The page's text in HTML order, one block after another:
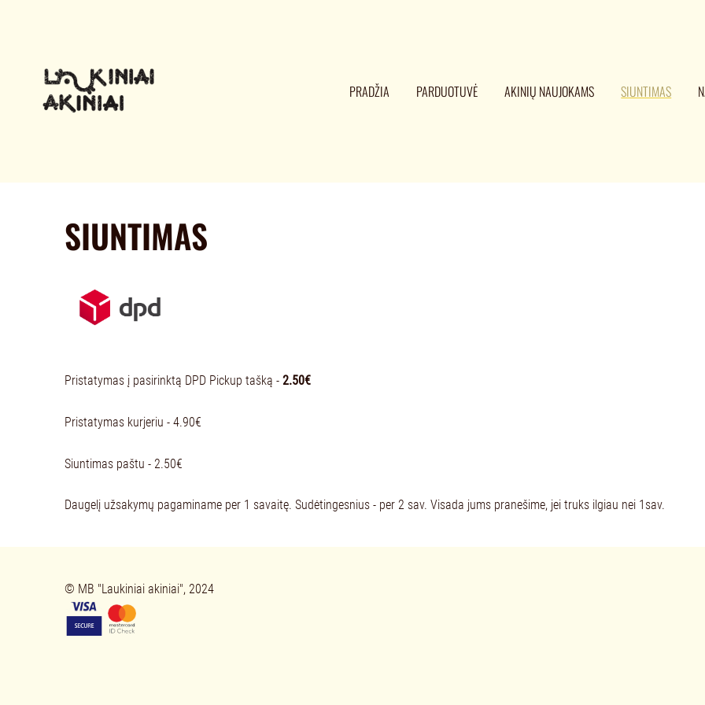
PRADŽIA PARDUOTUVĖ AKINIŲ NAUJOKAMS SIUNTIMAS
SIUNTIMAS
Pristatymas į pasirinktą DPD Pickup tašką - 2.50€
Pristatymas kurjeriu - 4.90€
Siuntimas paštu - 2.50€
Daugelį užsakymų pagaminame per 1 savaitę. Sudėtingesnius - per 2 sav. Visada jums pranešime, jei truks ilgiau nei 1sav.
© MB "Laukiniai akiniai",